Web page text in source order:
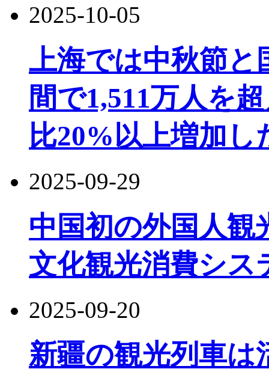
2025-10-05
上海では中秋節と
間で1,511万人を
比20%以上増加し
2025-09-29
中国初の外国人観
文化観光消費シス
2025-09-20
新疆の観光列車は